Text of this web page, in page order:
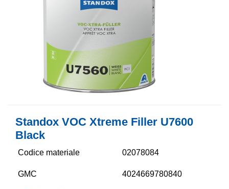
Standox VOC Xtreme Filler U7600
Black
Codice materiale 02078084
GMC 4024669780840